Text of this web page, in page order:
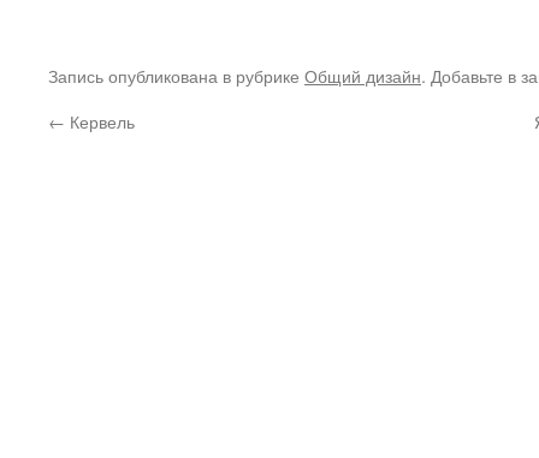
Запись опубликована в рубрике Общий дизайн. Добавьте в
← Кервель